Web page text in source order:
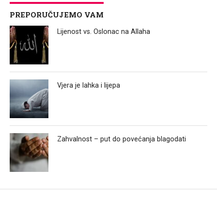
PREPORUČUJEMO VAM
Lijenost vs. Oslonac na Allaha
Vjera je lahka i lijepa
Zahvalnost – put do povećanja blagodati